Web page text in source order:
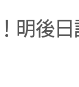
明後日